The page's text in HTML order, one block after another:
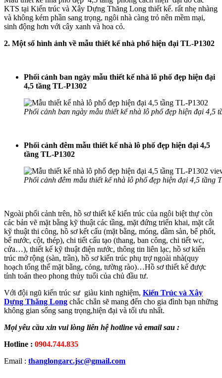
KTS tại Kiến trúc và Xây Dựng Thăng Long thiết kế. rất nhẹ nhàng
và không kém phần sang trọng, ngôi nhà càng trỏ nên mềm mại,
sinh động hơn với cây xanh và hoa cỏ.
2. Một số hình ảnh về mẫu thiết kế nhà phố hiện đại TL-P1302
Phối cảnh ban ngày mẫu thiết kế nhà lô phố đẹp hiện đại
4,5 tầng TL-P1302
Phối cảnh ban ngày mẫu thiết kế nhà lô phố đẹp hiện đại 4,5
Phối cảnh đêm mẫu thiết kế nhà lô phố đẹp hiện đại 4,5
tầng TL-P1302
Phối cảnh đêm mẫu thiết kế nhà lô phố đẹp hiện đại 4,5 tầng
Ngoài phối cảnh trên, hồ sơ thiết kế kiến trúc của ngôi biệt thự còn
các bản vẽ mặt bằng kỹ thuật các tầng, mặt đứng triển khai, mặt cắt
kỹ thuật thi công, hồ sơ kết cấu (mặt bằng, móng, dầm sàn, bể phốt,
bể nước, cột, thép), chi tiết cấu tạo (thang, ban công, chi tiết wc,
cửa…), thiết kế kỹ thuật điện nước, thông tin liên lạc, hồ sơ kiến
trúc mở rộng (sàn, trần), hồ sơ kiến trúc phụ trợ ngoài nhà(quy
hoạch tổng thể mặt bằng, cỏng, tường rào)…Hồ sơ thiết kế được
tính toán theo phong thủy tuổi của chủ đầu tư.
Với đội ngũ kiến trúc sư giàu kinh nghiệm, Kiến Trúc và Xây
Dựng Thăng Long chắc chắn sẽ mang đến cho gia đình bạn những
không gian sống sang trọng,hiện đại và tối ưu nhất.
Mọi yêu cầu xin vui lòng liên hệ hotline và email sau :
Hotline : 0904.744.835
Email : thanglongarc.jsc@gmail.com